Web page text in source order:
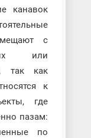
канавок
с
или
так как
к
где
пазам:
по